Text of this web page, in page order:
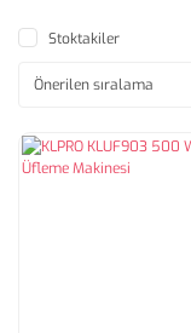
Stoktakiler